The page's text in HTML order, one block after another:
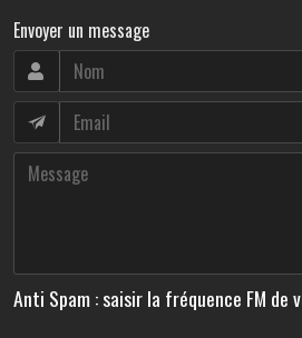
Envoyer un message
Anti Spam : saisir la fréquence FM de